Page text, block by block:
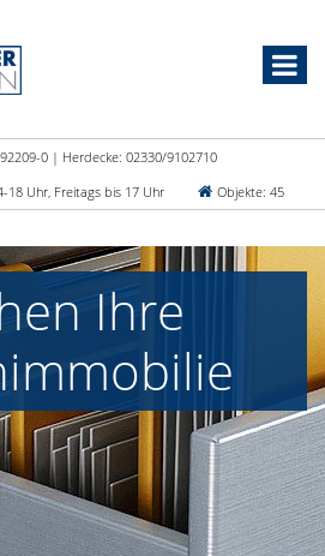
0 | Herdecke: 02330/9102710
18 Uhr, Freitags bis 17 Uhr
Objekte: 45
Ihre